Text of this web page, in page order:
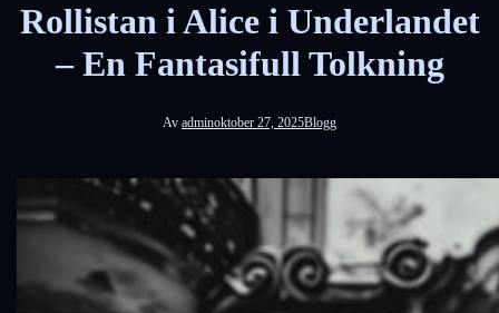
Rollistan i Alice i Underlandet
– En Fantasifull Tolkning
Av adminoktober 27, 2025Blogg